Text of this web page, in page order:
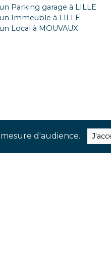
d'audience.
Parking garage à LILLE
Immeuble à LILLE
Local à MOUVAUX